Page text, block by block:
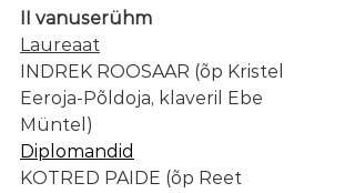
II vanuserühm
Laureaat
INDREK ROOSAAR (õp Kristel
Eeroja-Põldoja, klaveril Ebe
Müntel)​
Diplomandid
KOTRED PAIDE (õp Reet